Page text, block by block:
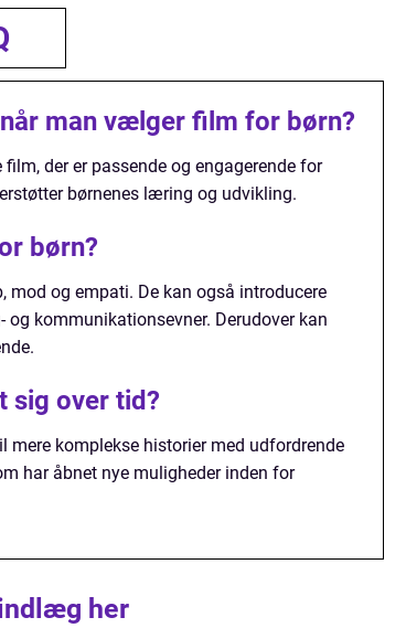
man vælger film for børn?
der er passende og engagerende for
børnenes læring og udvikling.
børn?
og empati. De kan også introducere
kommunikationsevner. Derudover kan
sig over tid?
komplekse historier med udfordrende
har åbnet nye muligheder inden for
her